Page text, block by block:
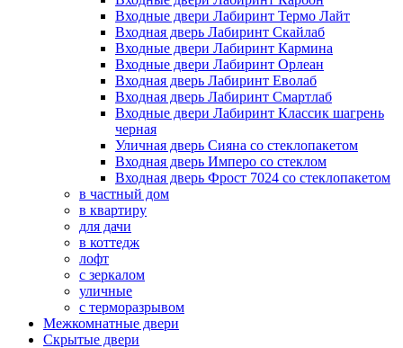
Входные двери Лабиринт Термо Лайт
Входная дверь Лабиринт Скайлаб
Входные двери Лабиринт Кармина
Входные двери Лабиринт Орлеан
Входная дверь Лабиринт Еволаб
Входная дверь Лабиринт Смартлаб
Входные двери Лабиринт Классик шагрень
черная
Уличная дверь Сияна со стеклопакетом
Входная дверь Имперо со стеклом
Входная дверь Фрост 7024 со стеклопакетом
в частный дом
в квартиру
для дачи
в коттедж
лофт
с зеркалом
уличные
с терморазрывом
Межкомнатные двери
Скрытые двери